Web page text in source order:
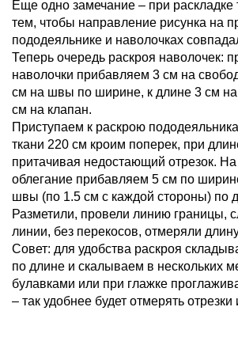
Еще одно замечание – при раскладке
тем, чтобы направление рисунка на
пододеяльнике и наволочках
Теперь очередь раскроя наволочек:
наволочки прибавляем 3 см на
см на швы по ширине, к длине 3 см на
см на клапан.
Приступаем к раскрою
ткани 220 см кроим поперек, при
притачивая недостающий отрезок.
облегание прибавляем 5 см по
швы (по 1.5 см с каждой стороны) по
Разметили, провели линию границы,
линии, без перекосов, отмеряли
Совет: для удобства раскроя
по длине и скалываем в нескольких
булавками или при глажке
– так удобнее будет отмерять